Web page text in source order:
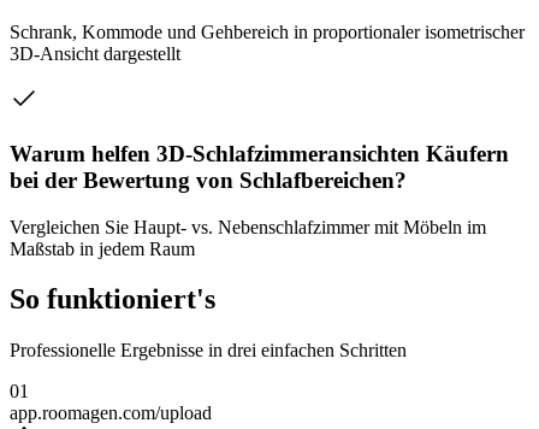
Schrank, Kommode und Gehbereich in proportionaler isometrischer
3D-Ansicht dargestellt
Warum helfen 3D-Schlafzimmeransichten Käufern
bei der Bewertung von Schlafbereichen?
Vergleichen Sie Haupt- vs. Nebenschlafzimmer mit Möbeln im
Maßstab in jedem Raum
So funktioniert's
Professionelle Ergebnisse in drei einfachen Schritten
01
app.roomagen.com/upload